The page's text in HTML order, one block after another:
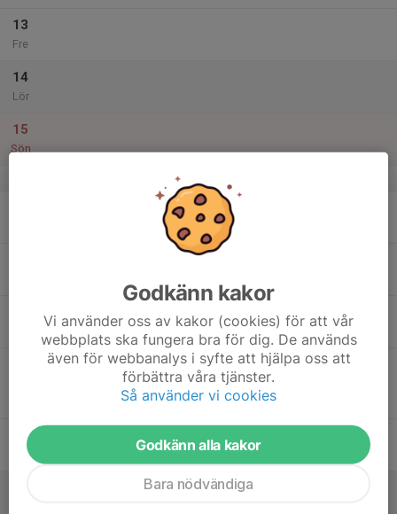
13
Fre
14
Lör
15
Sön
19:00
21:00
Styrelsemöte, BIF SK
BIF-gården
18:00
Avslutning skidträning/ barmarksträning
BIF- Gården
20
Fre
Godkänn kakor
Vi använder oss av kakor (cookies) för att vår
webbplats ska fungera bra för dig. De används
även för webbanalys i syfte att hjälpa oss att
förbättra våra tjänster.
Så använder vi cookies
Godkänn alla kakor
Bara nödvändiga